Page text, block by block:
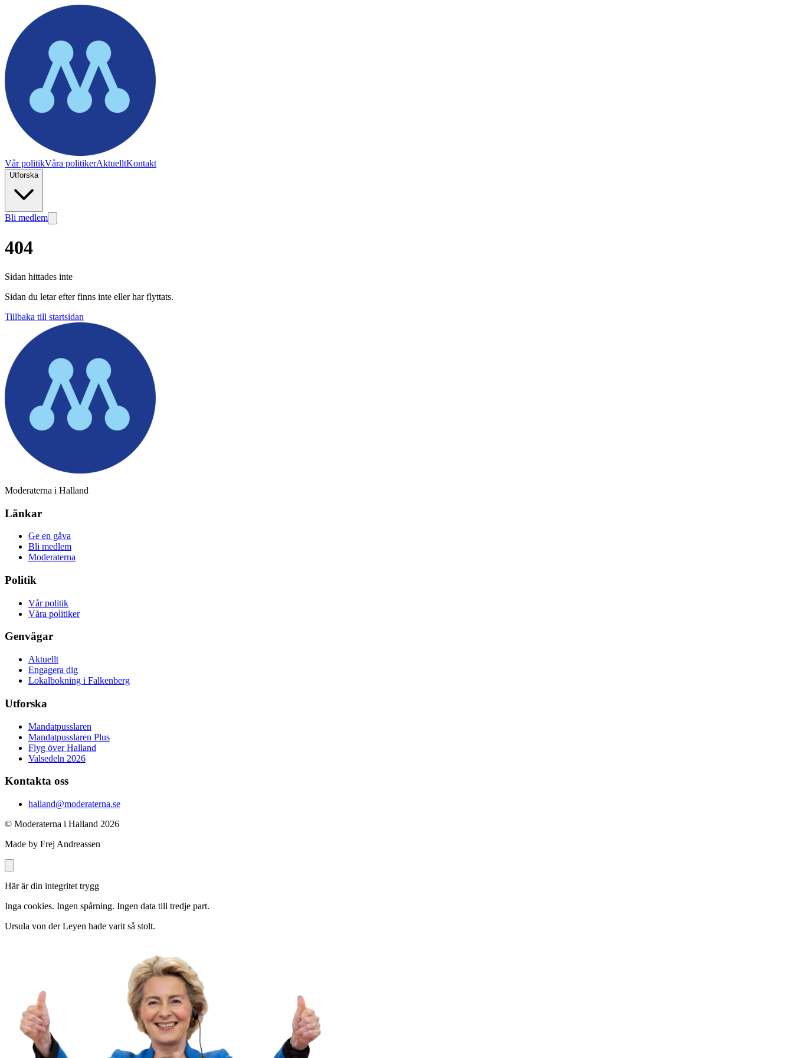
Vår politikVåra politikerAktuelltKontakt
Utforska
Bli medlem
404
Sidan hittades inte
Sidan du letar efter finns inte eller har flyttats.
Tillbaka till startsidan
Moderaterna i Halland
Länkar
Ge en gåva
Bli medlem
Moderaterna
Politik
Vår politik
Våra politiker
Genvägar
Aktuellt
Engagera dig
Lokalbokning i Falkenberg
Utforska
Mandatpusslaren
Mandatpusslaren Plus
Flyg över Halland
Valsedeln 2026
Kontakta oss
halland@moderaterna.se
© Moderaterna i Halland 2026
Made by Frej Andreassen
Här är din integritet trygg
Inga cookies. Ingen spårning. Ingen data till tredje part.
Ursula von der Leyen hade varit så stolt.